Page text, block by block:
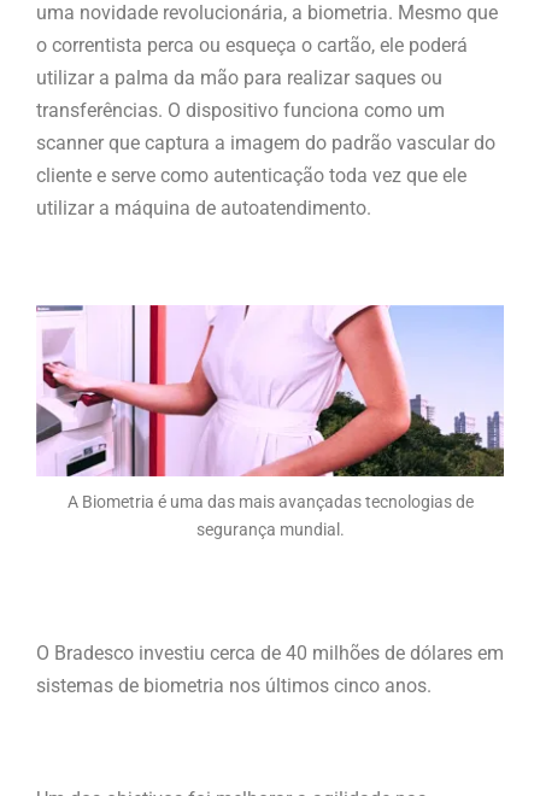
uma novidade revolucionária, a biometria. Mesmo que
o correntista perca ou esqueça o cartão, ele poderá
utilizar a palma da mão para realizar saques ou
transferências. O dispositivo funciona como um
scanner que captura a imagem do padrão vascular do
cliente e serve como autenticação toda vez que ele
utilizar a máquina de autoatendimento.
A Biometria é uma das mais avançadas tecnologias de
segurança mundial.
O Bradesco investiu cerca de 40 milhões de dólares em
sistemas de biometria nos últimos cinco anos.